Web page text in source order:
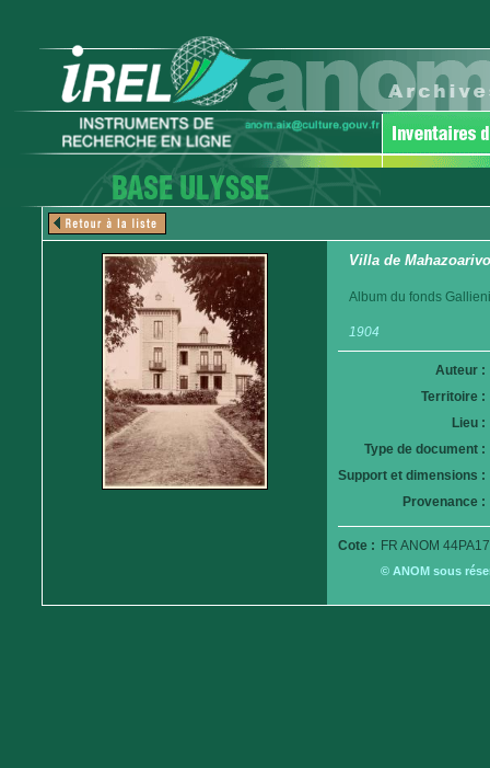
Villa de Mahazoarivo
Album du fonds
1904
Auteur :
Territoire :
Lieu :
Type de document :
Support et dimensions :
Provenance :
Cote : FR ANOM
© ANOM sous